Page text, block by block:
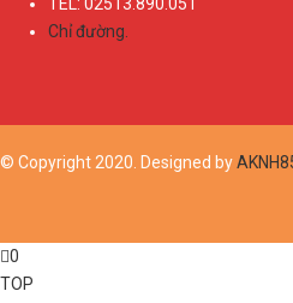
Chỉ đường.
© Copyright 2020. Designed by
0
TOP